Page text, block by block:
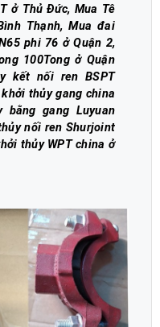
ở Thủ Đức, Mua Tê
Thạnh, Mua đai
phi 76 ở Quận 2,
100Tong ở Quận
kết nối ren BSPT
thủy gang china
gang Luyuan
nối ren Shurjoint
thủy WPT china ở